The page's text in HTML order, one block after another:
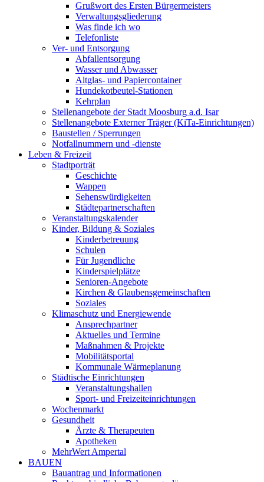
Grußwort des Ersten Bürgermeisters
Verwaltungsgliederung
Was finde ich wo
Telefonliste
Ver- und Entsorgung
Abfallentsorgung
Wasser und Abwasser
Altglas- und Papiercontainer
Hundekotbeutel-Stationen
Kehrplan
Stellenangebote der Stadt Moosburg a.d. Isar
Stellenangebote Externer Träger (KiTa-Einrichtungen)
Baustellen / Sperrungen
Notfallnummern und -dienste
Leben & Freizeit
Stadtporträt
Geschichte
Wappen
Sehenswürdigkeiten
Städtepartnerschaften
Veranstaltungskalender
Kinder, Bildung & Soziales
Kinderbetreuung
Schulen
Für Jugendliche
Kinderspielplätze
Senioren-Angebote
Kirchen & Glaubensgemeinschaften
Soziales
Klimaschutz und Energiewende
Ansprechpartner
Aktuelles und Termine
Maßnahmen & Projekte
Mobilitätsportal
Kommunale Wärmeplanung
Städtische Einrichtungen
Veranstaltungshallen
Sport- und Freizeiteinrichtungen
Wochenmarkt
Gesundheit
Ärzte & Therapeuten
Apotheken
MehrWert Ampertal
BAUEN
Bauantrag und Informationen